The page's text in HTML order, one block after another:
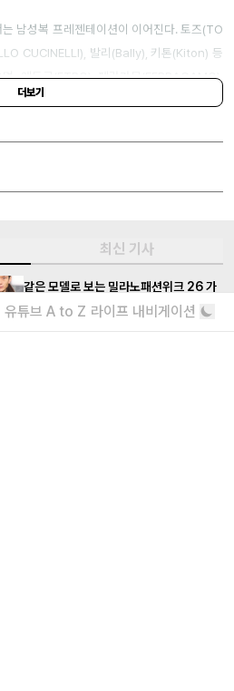
남성복 프레젠테이션이 이어진다. 토즈(TO
CUCINELLI), 발리(Bally), 키톤(Kiton) 등
, 에트로(ETRO), 페라가모(FERRAGAMO),
Island), 야콥 코헨(Jacob Cohen)도 프레
모이고 있다.
더보기
최신 기사
같은 모델로 보는 밀라노패션위크 26 가
을, 겨울 맨즈 컬렉션
유튜브 A to Z 라이프 내비게이션